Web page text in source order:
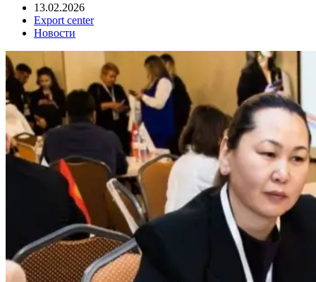
13.02.2026
Export center
Новости